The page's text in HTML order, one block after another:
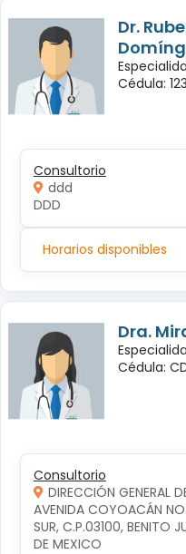
Dr.
Cédula:
Consultorio
ddd
DDD
Horarios disponibles
Dra.
Cédula:
Consultorio
DIRECCIÓN GENERAL
AVENIDA COYOACÁN
SUR, C.P.03100, BENITO
DE MEXICO